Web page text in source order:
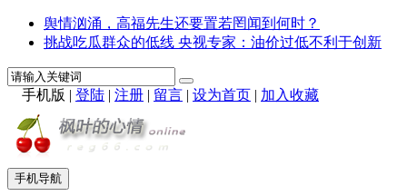
舆情汹涌，高福先生还要置若罔闻到何时？
挑战吃瓜群众的低线 央视专家：油价过低不利于创新
手机版 | 登陆 | 注册 | 留言 | 设为首页 | 加入收藏
手机导航